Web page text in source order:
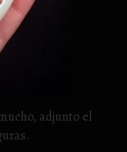
adjunto el